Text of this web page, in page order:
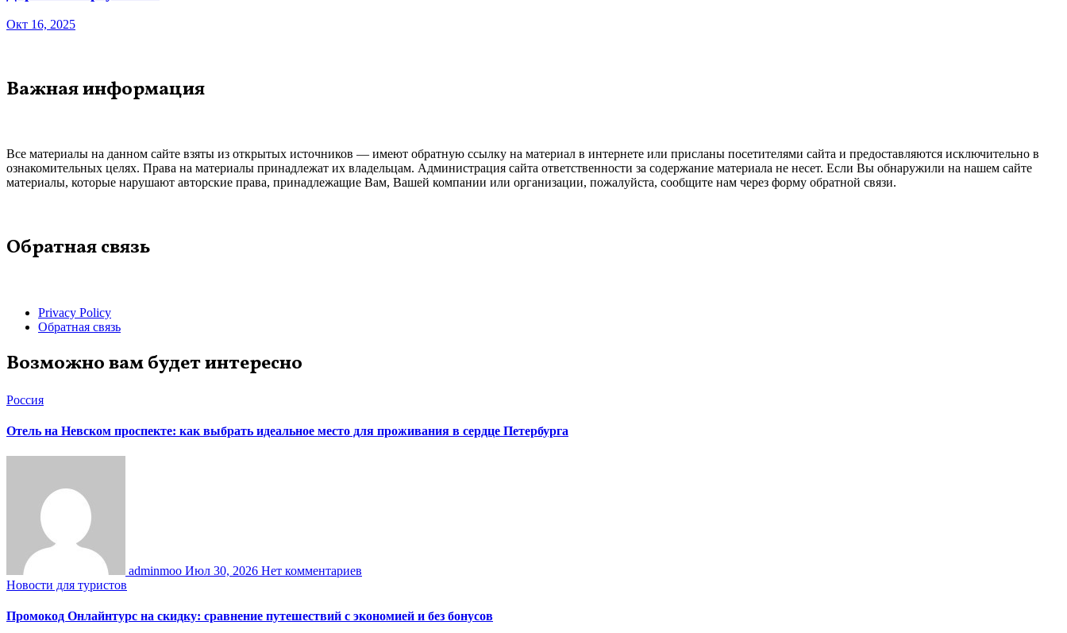
Окт 16, 2025
Важная информация
Все материалы на данном сайте взяты из открытых источников — имеют обратную ссылку на материал в интернете или присланы посетителями сайта и предоставляются исключительно в
ознакомительных целях. Права на материалы принадлежат их владельцам. Администрация сайта ответственности за содержание материала не несет. Если Вы обнаружили на нашем сайте
материалы, которые нарушают авторские права, принадлежащие Вам, Вашей компании или организации, пожалуйста, сообщите нам через форму обратной связи.
Обратная связь
Privacy Policy
Обратная связь
Возможно вам будет интересно
Россия
Отель на Невском проспекте: как выбрать идеальное место для проживания в сердце Петербурга
adminmoo Июл 30, 2026 Нет комментариев
Новости для туристов
Промокод Онлайнтурс на скидку: сравнение путешествий с экономией и без бонусов